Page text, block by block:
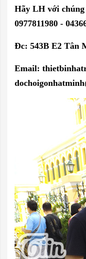
Hãy LH với chúng
0977811980 -
Đc: 543B E2 Tân
Email: